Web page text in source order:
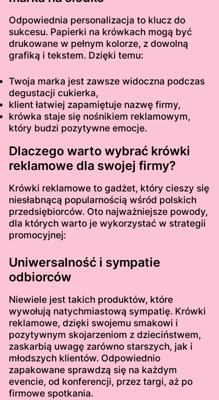
Odpowiednia personalizacja to klucz do
sukcesu. Papierki na krówkach mogą być
drukowane w pełnym kolorze, z dowolną
grafiką i tekstem. Dzięki temu:
Twoja marka jest zawsze widoczna podczas
degustacji cukierka,
klient łatwiej zapamiętuje nazwę firmy,
krówka staje się nośnikiem reklamowym,
który budzi pozytywne emocje.
Dlaczego warto wybrać krówki
reklamowe dla swojej firmy?
Krówki reklamowe to gadżet, który cieszy się
niesłabnącą popularnością wśród polskich
przedsiębiorców. Oto najważniejsze powody,
dla których warto je wykorzystać w strategii
promocyjnej:
Uniwersalność i sympatie
odbiorców
Niewiele jest takich produktów, które
wywołują natychmiastową sympatię. Krówki
reklamowe, dzięki swojemu smakowi i
pozytywnym skojarzeniom z dzieciństwem,
zaskarbią uwagę zarówno starszych, jak i
młodszych klientów. Odpowiednio
zapakowane sprawdzą się na każdym
evencie, od konferencji, przez targi, aż po
firmowe spotkania.